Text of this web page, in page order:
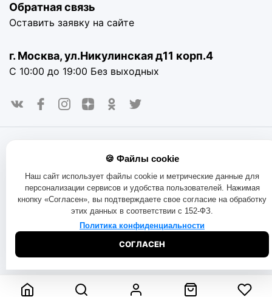
Обратная связь
Оставить заявку на сайте
г. Москва, ул.Никулинская д11 корп.4
С 10:00 до 19:00 Без выходных
использует куки-файлы и другие технологии, чтобы помочь
вам в навигации, а также предоставить лучший
пользовательский опыт, анализировать использование
наших продуктов и услуг, повысить качество рекламных и
маркетинговых активностей. Если Вы не хотите, чтобы
Ваши пользовательские данные обрабатывались,
пожалуйста, ограничьте их использование в своём
браузере.
Договор оферта
Обмен и возврат товара
🍪 Файлы cookie
Наш сайт использует файлы cookie и метрические данные для
персонализации сервисов и удобства пользователей. Нажимая
кнопку «Согласен», вы подтверждаете свое согласие на обработку
этих данных в соответствии с 152-ФЗ.
Политика конфиденциальности
СОГЛАСЕН